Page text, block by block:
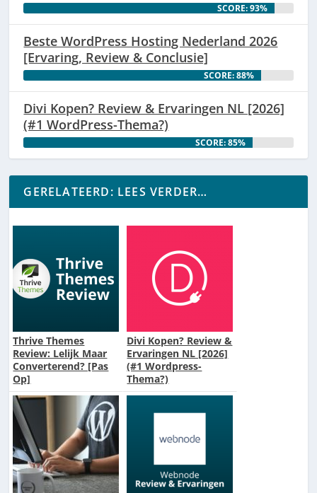
SCORE: 93%
Beste WordPress Hosting Nederland 2026
[Ervaring, Review & Conclusie]
SCORE: 88%
Divi Kopen? Review & Ervaringen NL [2026]
(#1 WordPress-Thema?)
SCORE: 85%
GERELATEERD: LEES VERDER…
Thrive Themes
Review: Lelijk Maar
Converterend? [Pas
Op]
Divi Kopen? Review &
Ervaringen NL [2026]
(#1 Wordpress-
Thema?)